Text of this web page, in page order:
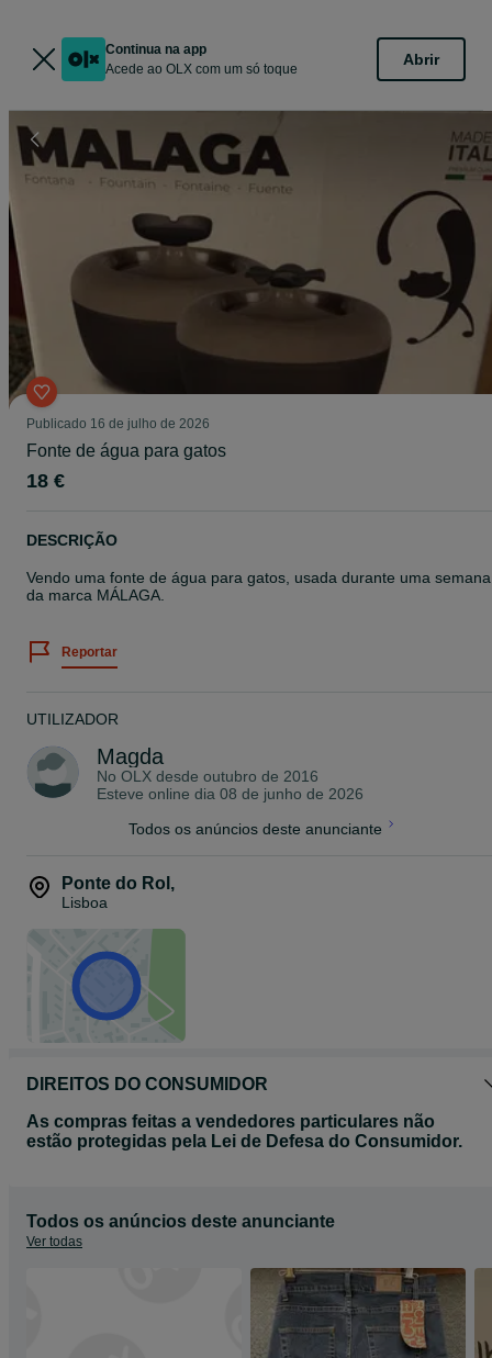
Continua na app
Acede ao OLX com um só toque
Abrir
Publicado 16 de julho de 2026
Fonte de água para gatos
18 €
DESCRIÇÃO
Vendo uma fonte de água para gatos, usada durante uma
da marca MÁLAGA.
Reportar
UTILIZADOR
Magda
No OLX desde outubro de 2016
Esteve online dia 08 de junho de 2026
Todos os anúncios deste anunciante
Ponte do Rol ,
Lisboa
DIREITOS DO CONSUMIDOR
As compras feitas a vendedores particulares não
estão protegidas pela Lei de Defesa do Consumidor.
Todos os anúncios deste anunciante
Ver todas